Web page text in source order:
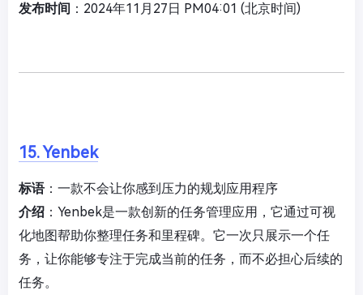
发布时间 ：2024年11月27日 PM04:01 (北京时间)
15. Yenbek
标语：一款不会让你感到压力的规划应用程序
介绍 ：Yenbek是一款创新的任务管理应用，它通过可视
化地图帮助你整理任务和里程碑。它一次只展示一个任
务，让你能够专注于完成当前的任务，而不必担心后续的
任务。